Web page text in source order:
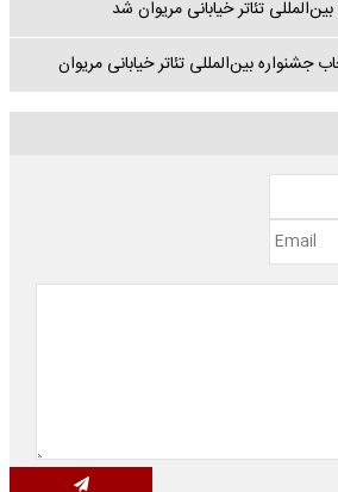
تئاتر خیابانی مریوان شد
بین‌المللی تئاتر خیابانی مریوان